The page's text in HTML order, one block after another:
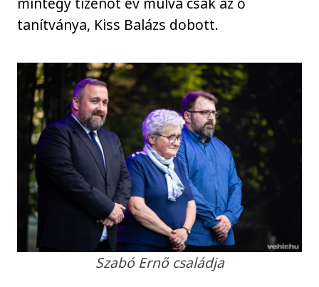
tanítványa, Kiss Balázs dobott.
Szabó Ernő családja